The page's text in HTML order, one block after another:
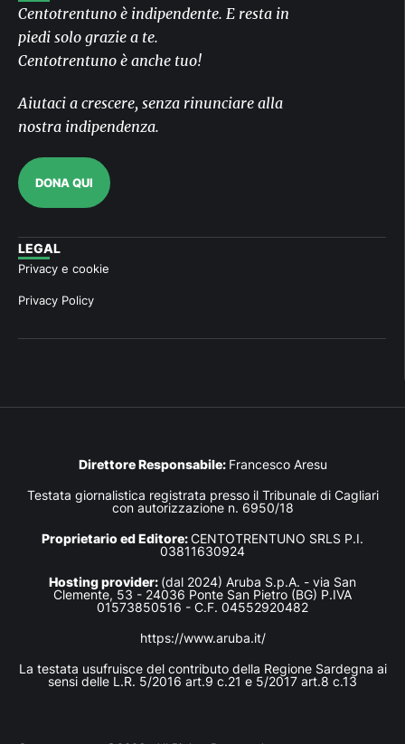
Centotrentuno è indipendente. E resta in
piedi solo grazie a te.
Centotrentuno è anche tuo!
Aiutaci a crescere, senza rinunciare alla
nostra indipendenza.
DONA QUI
LEGAL
Privacy e cookie
Privacy Policy
Direttore Responsabile: Francesco Aresu
Testata giornalistica registrata presso il Tribunale di Cagliari
con autorizzazione n. 6950/18
Proprietario ed Editore:CENTOTRENTUNO SRLS P.I.
03811630924
Hosting provider: (dal 2024) Aruba S.p.A. - via San
Clemente, 53 - 24036 Ponte San Pietro (BG) P.IVA
01573850516 - C.F. 04552920482
https://www.aruba.it/
La testata usufruisce del contributo della Regione Sardegna ai
sensi delle L.R. 5/2016 art.9 c.21 e 5/2017 art.8 c.13